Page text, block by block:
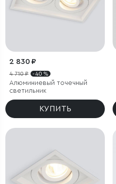
2 830 ₽
4 710 ₽ - 40 %
Алюминиевый точечный
светильник
КУПИТЬ